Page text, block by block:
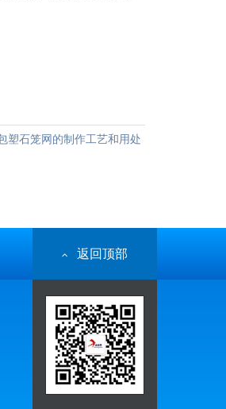
塑石笼网的制作工艺和用处
返回顶部